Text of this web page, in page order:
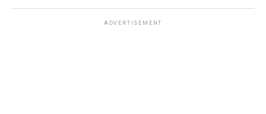
ADVERTISEMENT